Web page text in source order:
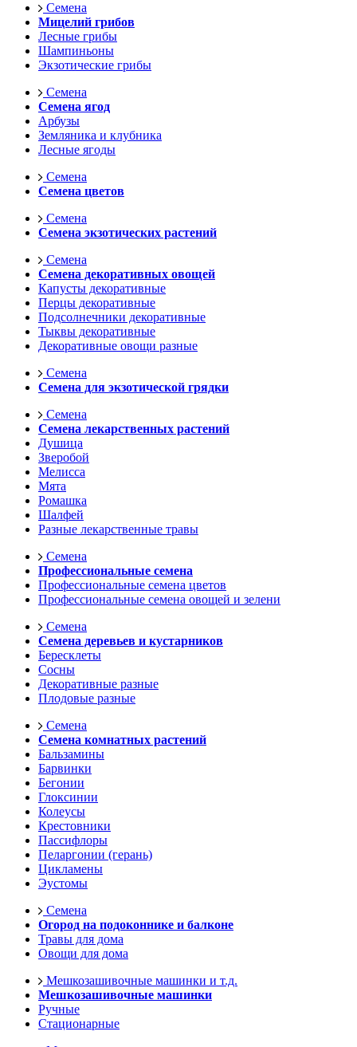
Семена
Мицелий грибов
Лесные грибы
Шампиньоны
Экзотические грибы
Семена
Семена ягод
Арбузы
Земляника и клубника
Лесные ягоды
Семена
Семена цветов
Семена
Семена экзотических растений
Семена
Семена декоративных овощей
Капусты декоративные
Перцы декоративные
Подсолнечники декоративные
Тыквы декоративные
Декоративные овощи разные
Семена
Семена для экзотической грядки
Семена
Семена лекарственных растений
Душица
Зверобой
Мелисса
Мята
Ромашка
Шалфей
Разные лекарственные травы
Семена
Профессиональные семена
Профессиональные семена цветов
Профессиональные семена овощей и зелени
Семена
Семена деревьев и кустарников
Бересклеты
Сосны
Декоративные разные
Плодовые разные
Семена
Семена комнатных растений
Бальзамины
Барвинки
Бегонии
Глоксинии
Колеусы
Крестовники
Пассифлоры
Пеларгонии (герань)
Цикламены
Эустомы
Семена
Огород на подоконнике и балконе
Травы для дома
Овощи для дома
Мешкозашивочные машинки и т.д.
Мешкозашивочные машинки
Ручные
Стационарные